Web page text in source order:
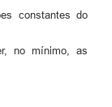
constantes do
no mínimo, as